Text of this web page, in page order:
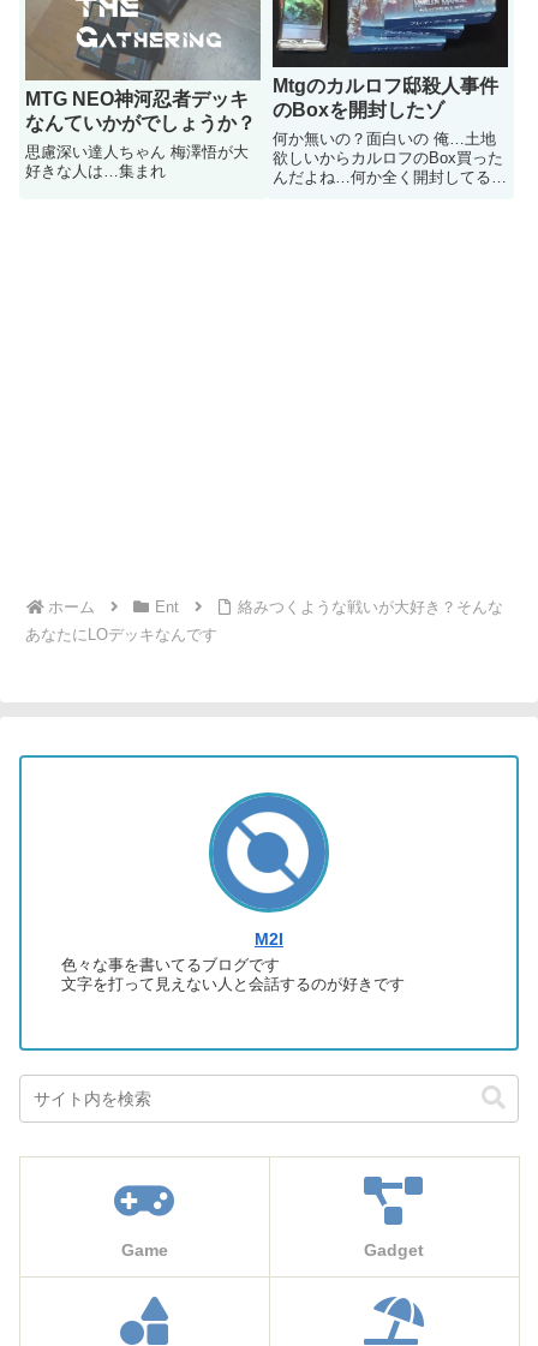
MTG NEO神河忍者デッキ
なんていかがでしょうか？
思慮深い達人ちゃん 梅澤悟が大
好きな人は…集まれ
Mtgのカルロフ邸殺人事件
のBoxを開封したゾ
何か無いの？面白いの 俺…土地
欲しいからカルロフのBox買った
んだよね…何か全く開封してる人
ホーム Ent
絡みつくような戦いが大好き？そんな
あなたにLOデッキなんです
M2I
色々な事を書いてるブログです
文字を打って見えない人と会話するのが好きです
Game Gadget